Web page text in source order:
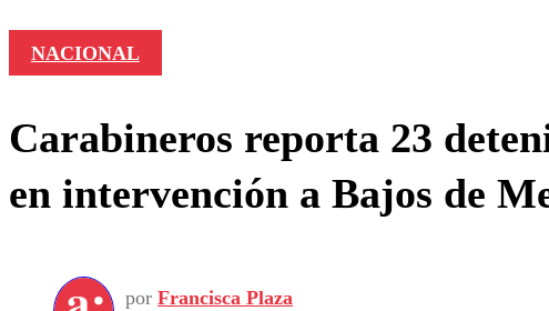
NACIONAL
Carabineros reporta 23
en intervención a Bajos de
por Francisca Plaza